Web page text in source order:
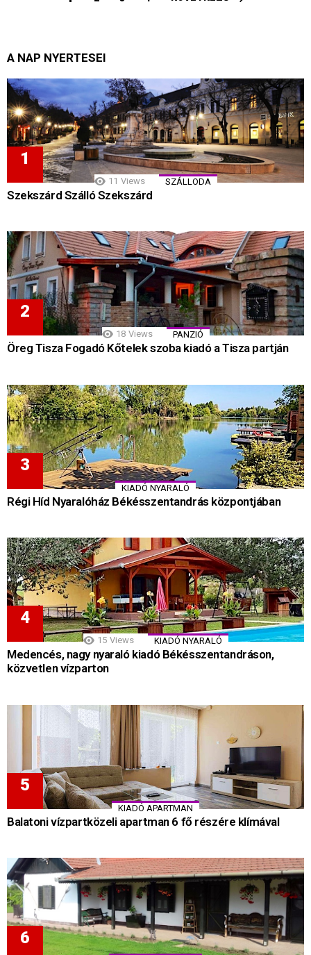
A NAP NYERTESEI
11 Views SZÁLLODA
Szekszárd Szálló Szekszárd
18 Views PANZIÓ
Öreg Tisza Fogadó Kőtelek szoba kiadó a Tisza partján
KIADÓ NYARALÓ
Régi Híd Nyaralóház Békésszentandrás központjában
15 Views KIADÓ NYARALÓ
Medencés, nagy nyaraló kiadó Békésszentandráson,
közvetlen vízparton
KIADÓ APARTMAN
Balatoni vízpartközeli apartman 6 fő részére klímával